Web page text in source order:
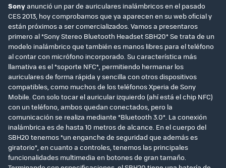
Sonyanunció un par de auriculares inalámbricos en el pasado
CES 2013, hoy comprobamos que ya aparecen en su web oficial y
están próximos a ser comercializados. Vamos a presentaros
primero al *Sony Stereo Bluetooth Headset SBH20* Se trata de un
modelo inalámbrico que también es manos libres para el teléfono
al contar con micrófono incorporado. Su característica más
llamativa es el *soporte NFC*, permitiendo hermanar los
auriculares de forma rápida y sencilla con otros dispositivos
compatibles, como muchos de los teléfonos Xperia de Sony
Mobile. Con solo tocar el auricular izquierdo (ahí está el chip NFC)
con un teléfono, ambos quedan conectados, pero la
comunicación se realiza mediante *Bluetooth 3.0*. La conexión
inalámbrica es de hasta 10 metros de alcance. En el cuerpo del
SBH20 tenemos *un enganche de seguridad que además es
giratorio*, en cuanto a controles, tenemos las principales
funcionalidades multimedia en botones de gran tamaño.